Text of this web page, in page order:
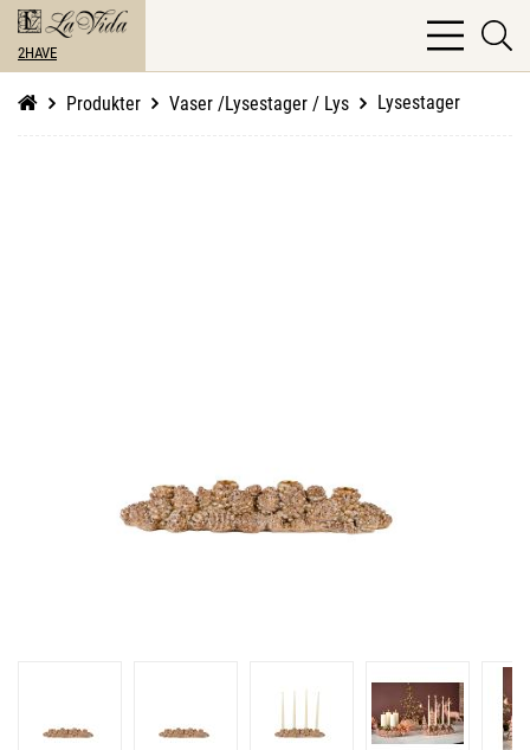
2HAVE
bars
light
Produkter Vaser /Lysestager / Lys Lysestager